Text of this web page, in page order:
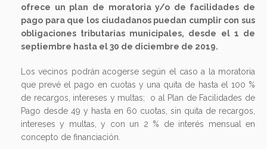
ofrece un plan de moratoria y/o de facilidades de
pago para que los ciudadanos puedan cumplir con sus
obligaciones tributarias municipales, desde el 1 de
septiembre hasta el 30 de diciembre de 2019.
Los vecinos podrán acogerse según el caso a la moratoria
que prevé el pago en cuotas y una quita de hasta el 100 %
de recargos, intereses y multas; o al Plan de Facilidades de
Pago desde 49 y hasta en 60 cuotas, sin quita de recargos,
intereses y multas, y con un 2 % de interés mensual en
concepto de financiación.